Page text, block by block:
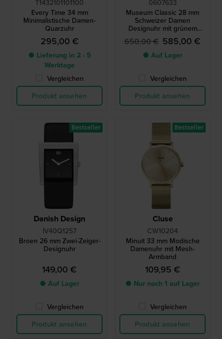
T1432101101100
Every Time 34 mm
Minimalistische Damen-
Quarzuhr
295,00 €
● Lieferung in 2 - 5
Werktage
Vergleichen
Produkt ansehen
0607633
Museum Classic 28 mm
Schweizer Damen
Designuhr mit grünem
MOP-Zifferblatt
650,00 € 585,00 €
● Auf Lager
Vergleichen
Produkt ansehen
Danish Design
IV40Q1257
Broen 26 mm Zwei-Zeiger-
Designuhr
149,00 €
● Auf Lager
Vergleichen
Produkt ansehen
Bestseller
Cluse
CW10204
Minuit 33 mm Modische
Damenuhr mit Mesh-
Armband
109,95 €
● Nur noch 1 auf Lager
Vergleichen
Produkt ansehen
Bestseller